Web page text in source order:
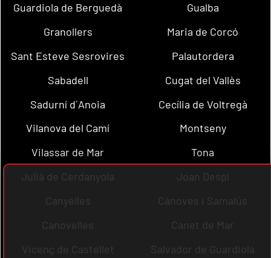
Guardiola de Berguedà
Gualba
Granollers
Maria de Corcó
Sant Esteve Sesrovires
Palautordera
Sabadell
Cugat del Vallès
Sadurní d´Anoia
Cecília de Voltregà
Vilanova del Camí
Montseny
Vilassar de Mar
Tona
Julià de Cerdanyola
Joan Despí
Canyelles
Cànoves i Samalús
Canovelles
Canet de Mar
Vicenç de Castellet
Salvador de Guardiola